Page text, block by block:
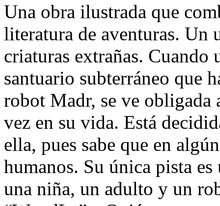
Una obra ilustrada que
literatura de aventuras. Un
criaturas extrañas. Cuando
santuario subterráneo que
robot Madr, se ve
vez en su vida. Está
ella, pues sabe que en
humanos. Su única pista
una niña, un adulto y un